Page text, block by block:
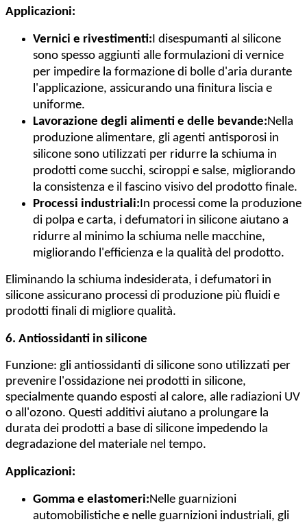
Applicazioni:
Vernici e rivestimenti:I disespumanti al silicone
sono spesso aggiunti alle formulazioni di vernice
per impedire la formazione di bolle d'aria durante
l'applicazione, assicurando una finitura liscia e
uniforme.
Lavorazione degli alimenti e delle bevande:Nella
produzione alimentare, gli agenti antisporosi in
silicone sono utilizzati per ridurre la schiuma in
prodotti come succhi, sciroppi e salse, migliorando
la consistenza e il fascino visivo del prodotto finale.
Processi industriali:In processi come la produzione
di polpa e carta, i defumatori in silicone aiutano a
ridurre al minimo la schiuma nelle macchine,
migliorando l'efficienza e la qualità del prodotto.
Eliminando la schiuma indesiderata, i defumatori in
silicone assicurano processi di produzione più fluidi e
prodotti finali di migliore qualità.
6. Antiossidanti in silicone
Funzione: gli antiossidanti di silicone sono utilizzati per
prevenire l'ossidazione nei prodotti in silicone,
specialmente quando esposti al calore, alle radiazioni UV
o all'ozono. Questi additivi aiutano a prolungare la
durata dei prodotti a base di silicone impedendo la
degradazione del materiale nel tempo.
Applicazioni:
Gomma e elastomeri:Nelle guarnizioni
automobilistiche e nelle guarnizioni industriali, gli